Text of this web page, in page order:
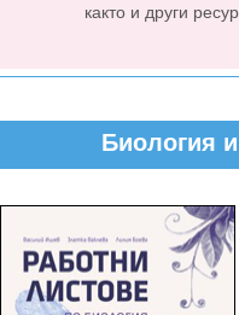
както и други
Биология